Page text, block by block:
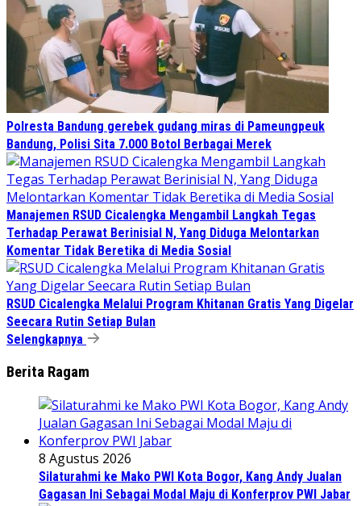
Polresta Bandung gerebek gudang miras di Pameungpeuk
Bandung, Polisi Sita 7.000 Botol Berbagai Merek
Manajemen RSUD Cicalengka Mengambil Langkah Tegas
Terhadap Perawat Berinisial N, Yang Diduga Melontarkan
Komentar Tidak Beretika di Media Sosial
RSUD Cicalengka Melalui Program Khitanan Gratis Yang Digelar
Seecara Rutin Setiap Bulan
Selengkapnya
Berita Ragam
8 Agustus 2026
Silaturahmi ke Mako PWI Kota Bogor, Kang Andy Jualan
Gagasan Ini Sebagai Modal Maju di Konferprov PWI Jabar